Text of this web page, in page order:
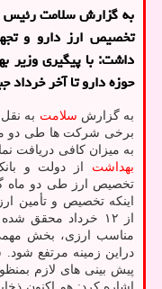
به گزارش سلامت رئیس
تخصیص ارز دارو و
داشت: با پیگیری وزیر
حوزه دارو تا آخر خرداد
به گزارش سلامت به
برخی شرکت ها طی دو
به میزان کافی دریافت
بهداشت از دولت و
تخصیص ارز طی دو ماه
اینکه تخصیص و تأمین
از ۱۲ خرداد محقق
مناسب ارزی، بخش
دراین زمینه مرتفع شود.
پیش بینی های لازم